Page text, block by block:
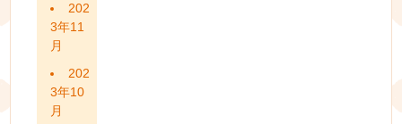
202
3年11
月
202
3年10
月